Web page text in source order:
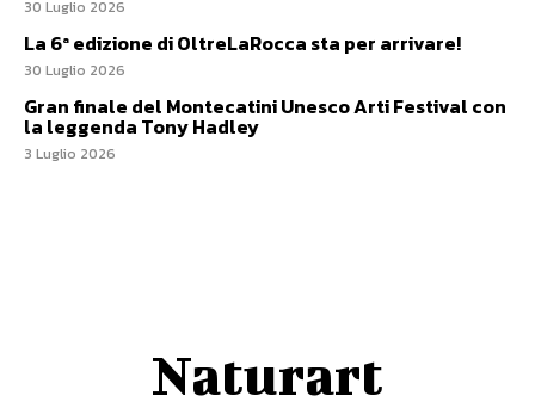
30 Luglio 2026
La 6ª edizione di OltreLaRocca sta per arrivare!
30 Luglio 2026
Gran finale del Montecatini Unesco Arti Festival con
la leggenda Tony Hadley
3 Luglio 2026
Naturart